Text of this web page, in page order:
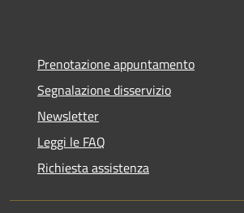
Prenotazione appuntamento
Segnalazione disservizio
Newsletter
Leggi le FAQ
Richiesta assistenza